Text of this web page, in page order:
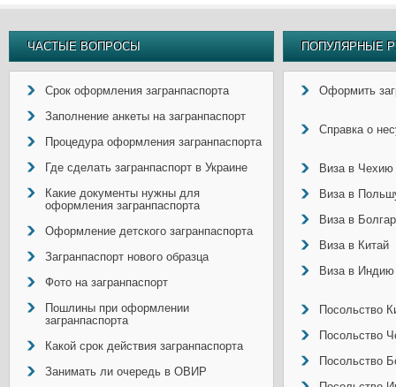
ЧАСТЫЕ ВОПРОСЫ
Срок оформления загранпаспорта
Заполнение анкеты на загранпаспорт
Процедура оформления загранпаспорта
Где сделать загранпаспорт в Украине
Какие документы нужны для
оформления загранпаспорта
Оформление детского загранпаспорта
Загранпаспорт нового образца
Фото на загранпаспорт
Пошлины при оформлении
загранпаспорта
Какой срок действия загранпаспорта
Занимать ли очередь в ОВИР
ПОПУЛЯРНЫЕ
Оформить
Справка о
Виза в Чехию
Виза в
Виза в
Виза в Китай
Виза в Индию
Посольство
Посольство
Посольство